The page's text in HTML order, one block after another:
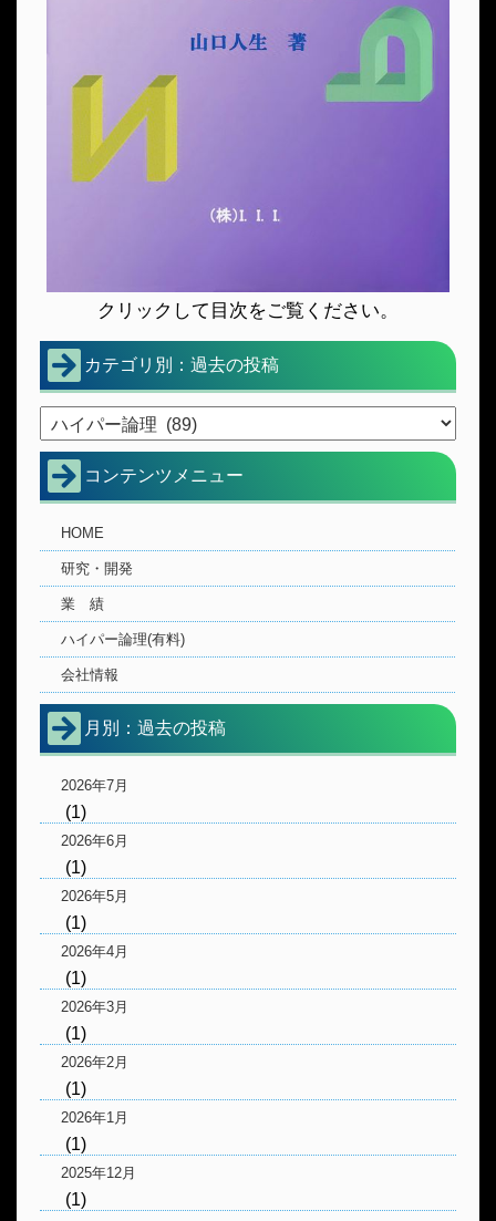
クリックして目次をご覧ください。
カテゴリ別：過去の投稿
コンテンツメニュー
HOME
研究・開発
業 績
ハイパー論理(有料)
会社情報
月別：過去の投稿
2026年7月
(1)
2026年6月
(1)
2026年5月
(1)
2026年4月
(1)
2026年3月
(1)
2026年2月
(1)
2026年1月
(1)
2025年12月
(1)